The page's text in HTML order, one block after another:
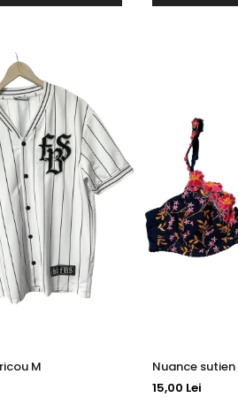
Fb Sister tricou M
15,00 Lei